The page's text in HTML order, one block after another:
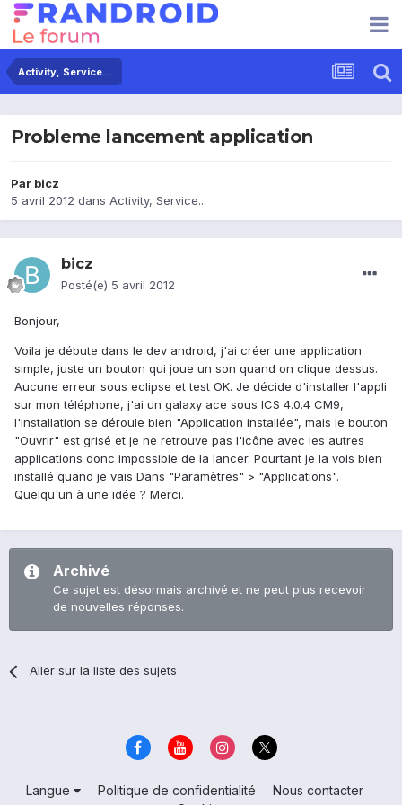
Activity, Service...
Probleme lancement application
Par bicz
5 avril 2012 dans Activity, Service...
bicz
Posté(e) 5 avril 2012
Bonjour,
Voila je débute dans le dev android, j'ai créer une application
simple, juste un bouton qui joue un son quand on clique dessus.
Aucune erreur sous eclipse et test OK. Je décide d'installer l'appli
sur mon téléphone, j'ai un galaxy ace sous ICS 4.0.4 CM9,
l'installation se déroule bien "Application installée", mais le bouton
"Ouvrir" est grisé et je ne retrouve pas l'icône avec les autres
applications donc impossible de la lancer. Pourtant je la vois bien
installé quand je vais Dans "Paramètres" > "Applications".
Quelqu'un à une idée ? Merci.
Archivé
Ce sujet est désormais archivé et ne peut plus recevoir
de nouvelles réponses.
Aller sur la liste des sujets
Langue Politique de confidentialité
Nous contacter